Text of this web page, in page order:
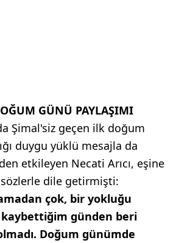
GÜNÜ PAYLAŞIMI
Şimal'siz geçen ilk doğum
duygu yüklü mesajla da
etkileyen Necati Arıcı, eşine
dile getirmişti:
çok, bir yokluğu
kaybettiğim günden beri
Doğum günümde